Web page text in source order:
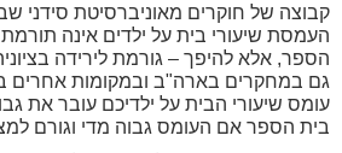
קבוצה של חוקרים מאוניברסיטת סידני
העמסת שיעורי בית על ילדים אינה
הספר, אלא להיפך – גורמת לירידה
גם במחקרים בארה"ב ובמקומות אחרים
עומס שיעורי הבית על ילדיכם עובר את
בית הספר אם העומס גבוה מדי וגורם